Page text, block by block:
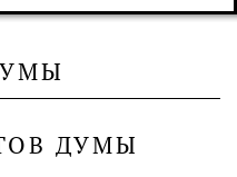
ДУМЫ